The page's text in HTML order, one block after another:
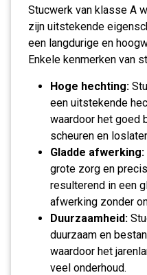
Stucwerk van klasse A
zijn uitstekende
een langdurige en
Enkele kenmerken van
Hoge hechting:
een uitstekende
waardoor het goed
scheuren en
Gladde afwerking:
grote zorg en
resulterend in een
afwerking zonder
Duurzaamheid:
duurzaam en
waardoor het
veel onderhoud.